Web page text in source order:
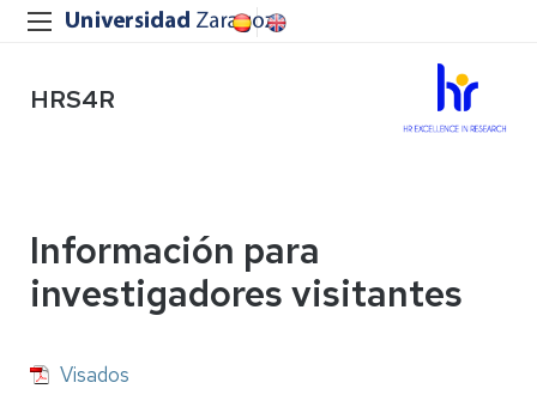
HRS4R
Información para
investigadores visitantes
Visados